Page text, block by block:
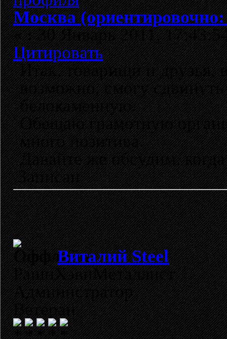
Москва
«:30 Январь 2011,
Цитировать
Итак, товарищи и друзья,
возможно, смогу сдвинуть
белокаменную.
Обещаю грамотную
много позитива.
Давайте же обсудим,
Записан
Виталий Steel
РашнХэвиМеталлист
Администратор
Ветеран